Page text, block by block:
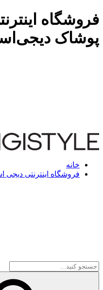
فروشگاه
پوشاک
خانه
فروشگاه اینترنتی دیجی